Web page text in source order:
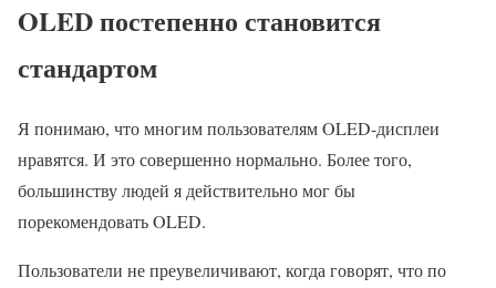
OLED постепенно становится
стандартом
Я понимаю, что многим пользователям OLED-дисплеи
нравятся. И это совершенно нормально. Более того,
большинству людей я действительно мог бы
порекомендовать OLED.
Пользователи не преувеличивают, когда говорят, что по